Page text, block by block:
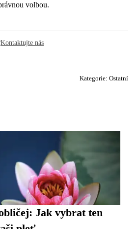
volbou.
Kontaktujte nás
Kategorie: Ostatní
Jak vybrat ten